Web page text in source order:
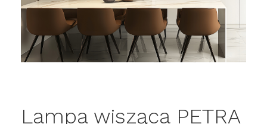
Lampa wisząca PETRA